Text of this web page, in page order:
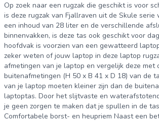
Op zoek naar een rugzak die geschikt is voor
is deze rugzak van Fjallraven uit de Skule serie
een inhoud van 28 liter en de verschillende
binnenvakken, is deze tas ook geschikt voor
hoofdvak is voorzien van een gewatteerd
zeker weten of jouw laptop in deze laptop
afmetingen van je laptop en vergelijk deze met
buitenafmetingen (H 50 x B 41 x D 18) van de
van je laptop moeten kleiner zijn dan de
laptoptas. Door het slijtvaste en
je geen zorgen te maken dat je spullen in de
Comfortabele borst- en heupriem Naast een